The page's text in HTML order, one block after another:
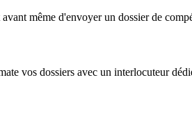
même d'envoyer un dossier de
vos dossiers avec un interlocuteur